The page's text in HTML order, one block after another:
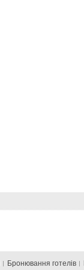
Бронювання готелів